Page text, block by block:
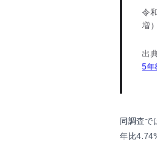
令
増
出
5年
同調査で
年比